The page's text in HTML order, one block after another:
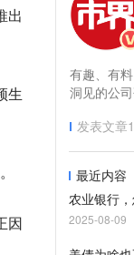
出
生
因
有趣、有
洞见的公司
发表文章
最近内容
农业银行
2025-08-09